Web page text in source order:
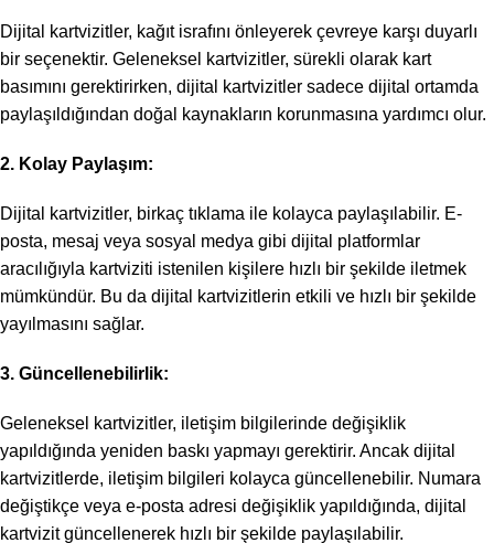
Dijital kartvizitler, kağıt israfını önleyerek çevreye karşı duyarlı
bir seçenektir. Geleneksel kartvizitler, sürekli olarak kart
basımını gerektirirken, dijital kartvizitler sadece dijital ortamda
paylaşıldığından doğal kaynakların korunmasına yardımcı olur.
2. Kolay Paylaşım:
Dijital kartvizitler, birkaç tıklama ile kolayca paylaşılabilir. E-
posta, mesaj veya sosyal medya gibi dijital platformlar
aracılığıyla kartviziti istenilen kişilere hızlı bir şekilde iletmek
mümkündür. Bu da dijital kartvizitlerin etkili ve hızlı bir şekilde
yayılmasını sağlar.
3. Güncellenebilirlik:
Geleneksel kartvizitler, iletişim bilgilerinde değişiklik
yapıldığında yeniden baskı yapmayı gerektirir. Ancak dijital
kartvizitlerde, iletişim bilgileri kolayca güncellenebilir. Numara
değiştikçe veya e-posta adresi değişiklik yapıldığında, dijital
kartvizit güncellenerek hızlı bir şekilde paylaşılabilir.